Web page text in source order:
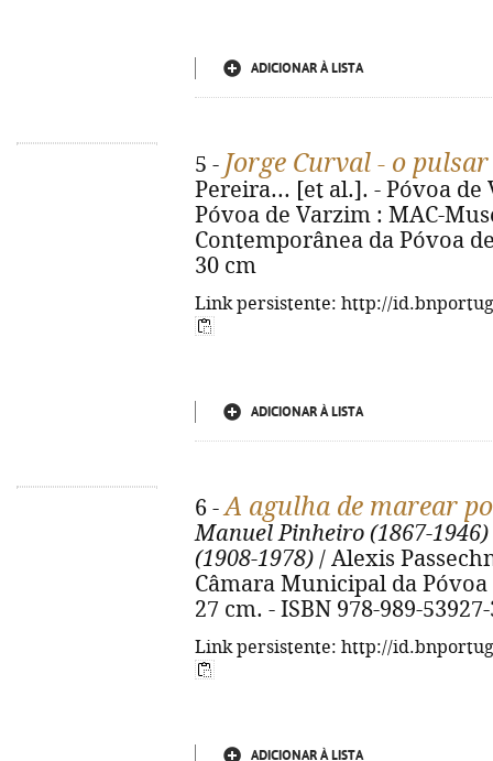
ADICIONAR À LISTA
5 - Jorge Curval - o
Pereira... [et al.]. - Póvoa
Póvoa de Varzim : MAC-
Contemporânea da Póvoa
30 cm
Link persistente: http://
ADICIONAR À LISTA
6 -A agulha de marear
Manuel Pinheiro (1867-
(1908-1978) / Alexis
Câmara Municipal da
27 cm. - ISBN 978-989-
Link persistente: http://
ADICIONAR À LISTA